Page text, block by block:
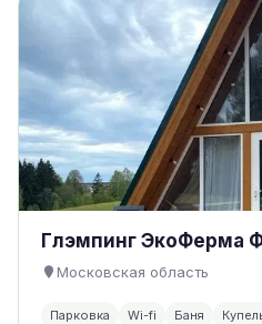
Глэмпинг ЭкоФерма
Московская область
Парковка Wi-fi Баня